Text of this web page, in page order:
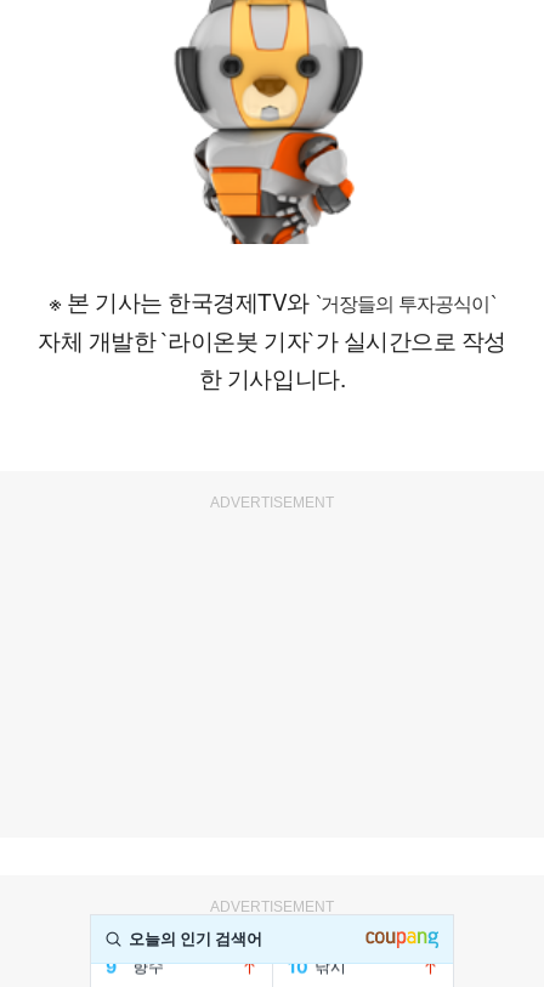
※ 본 기사는 한국경제TV와 `거장들의 투자공식이`
자체 개발한 `라이온봇 기자`가 실시간으로 작성
한 기사입니다.
ADVERTISEMENT
ADVERTISEMENT